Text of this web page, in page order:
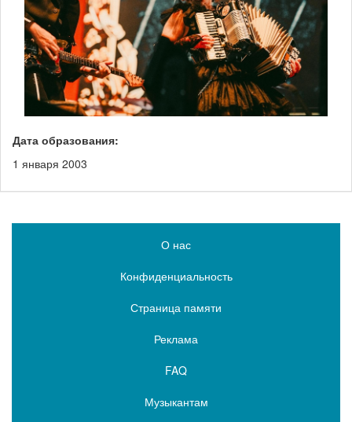
Дата образования:
1 января 2003
О нас
Конфиденциальность
Страница памяти
Реклама
FAQ
Музыкантам